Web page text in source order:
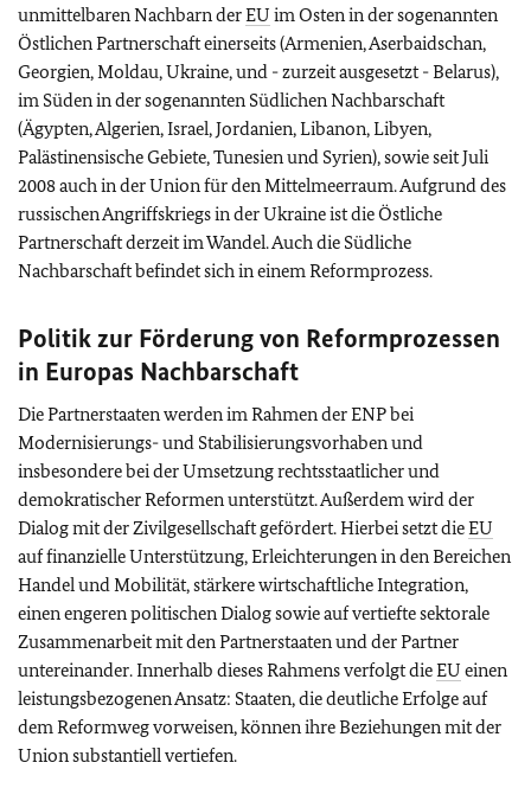
unmittelbaren Nachbarn derEU im Osten in der sogenannten
Östlichen Partnerschaft einerseits (Armenien, Aserbaidschan,
Georgien, Moldau, Ukraine, und - zurzeit ausgesetzt - Belarus),
im Süden in der sogenannten Südlichen Nachbarschaft
(Ägypten, Algerien, Israel, Jordanien, Libanon, Libyen,
Palästinensische Gebiete, Tunesien und Syrien), sowie seit Juli
2008 auch in der Union für den Mittelmeerraum. Aufgrund des
russischen Angriffskriegs in der Ukraine ist die Östliche
Partnerschaft derzeit im Wandel. Auch die Südliche
Nachbarschaft befindet sich in einem Reformprozess.
Politik zur Förderung von Reformprozessen
in Europas Nachbarschaft
Die Partnerstaaten werden im Rahmen der ENP bei
Modernisierungs- und Stabilisierungsvorhaben und
insbesondere bei der Umsetzung rechtsstaatlicher und
demokratischer Reformen unterstützt. Außerdem wird der
Dialog mit der Zivilgesellschaft gefördert. Hierbei setzt dieEU
auf finanzielle Unterstützung, Erleichterungen in den Bereichen
Handel und Mobilität, stärkere wirtschaftliche Integration,
einen engeren politischen Dialog sowie auf vertiefte sektorale
Zusammenarbeit mit den Partnerstaaten und der Partner
untereinander. Innerhalb dieses Rahmens verfolgt dieEU einen
leistungsbezogenen Ansatz: Staaten, die deutliche Erfolge auf
dem Reformweg vorweisen, können ihre Beziehungen mit der
Union substantiell vertiefen.